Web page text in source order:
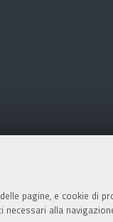
pagine, e cookie di
alla